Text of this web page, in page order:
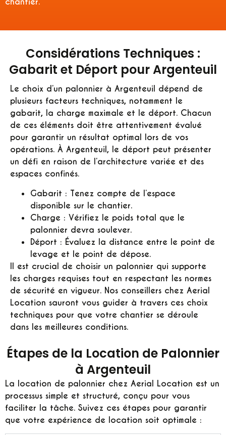
Considérations Techniques :
Gabarit et Déport pour Argenteuil
Le choix d’un palonnier à Argenteuil dépend de
plusieurs facteurs techniques, notamment le
gabarit, la charge maximale et le déport. Chacun
de ces éléments doit être attentivement évalué
pour garantir un résultat optimal lors de vos
opérations. À Argenteuil, le déport peut présenter
un défi en raison de l’architecture variée et des
espaces confinés.
Gabarit : Tenez compte de l’espace
disponible sur le chantier.
Charge : Vérifiez le poids total que le
palonnier devra soulever.
Déport : Évaluez la distance entre le point de
levage et le point de dépose.
Il est crucial de choisir un palonnier qui supporte
les charges requises tout en respectant les normes
de sécurité en vigueur. Nos conseillers chez Aerial
Location sauront vous guider à travers ces choix
techniques pour que votre chantier se déroule
dans les meilleures conditions.
Étapes de la Location de Palonnier
à Argenteuil
La location de palonnier chez Aerial Location est un
processus simple et structuré, conçu pour vous
faciliter la tâche. Suivez ces étapes pour garantir
que votre expérience de location soit optimale :